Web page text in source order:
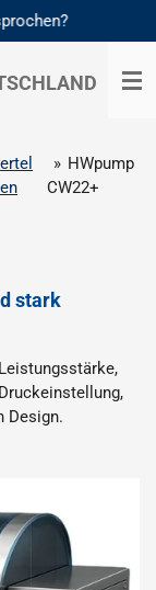
» HWpump
CW22+
stark
Design.